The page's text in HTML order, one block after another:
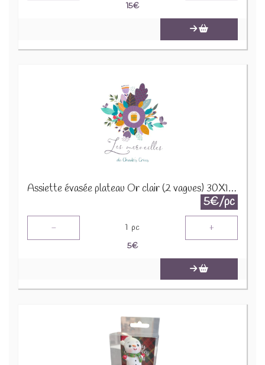
15€
Assiette évasée plateau Or clair (2 vagues) 30X12H5CM 22334
5€/pc
- 1 pc +
5€